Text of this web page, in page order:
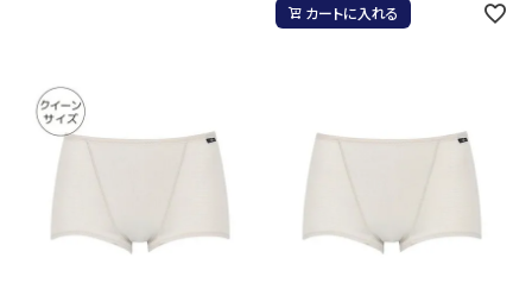
カートに入れる